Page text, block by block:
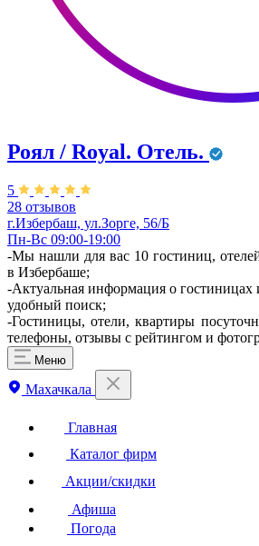
Роял / Royal. Отель.
5
28 отзывов
г.Избербаш, ул.Зорге, 56/Б
Пн-Вс 09:00-19:00
-Мы нашли для вас 10 гостиниц,
в Избербаше;
-Актуальная информация о гостиницах
удобный поиск;
-Гостиницы, отели, квартиры
телефоны, отзывы с рейтингом и
Меню
Махачкала
Главная
Каталог фирм
Акции/скидки
Афиша
Погода